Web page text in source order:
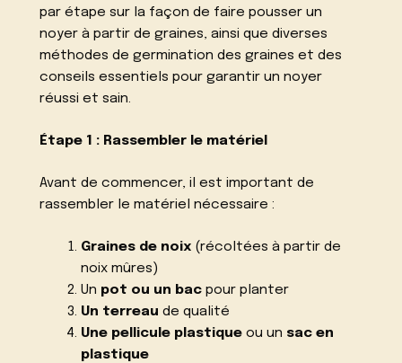
par étape sur la façon de faire pousser un
noyer à partir de graines, ainsi que diverses
méthodes de germination des graines et des
conseils essentiels pour garantir un noyer
réussi et sain.
Étape 1 : Rassembler le matériel
Avant de commencer, il est important de
rassembler le matériel nécessaire :
Graines de noix(récoltées à partir de
noix mûres)
Un pot ou un bacpour planter
Un terreau de qualité
Une pellicule plastiqueou un sac en
plastique